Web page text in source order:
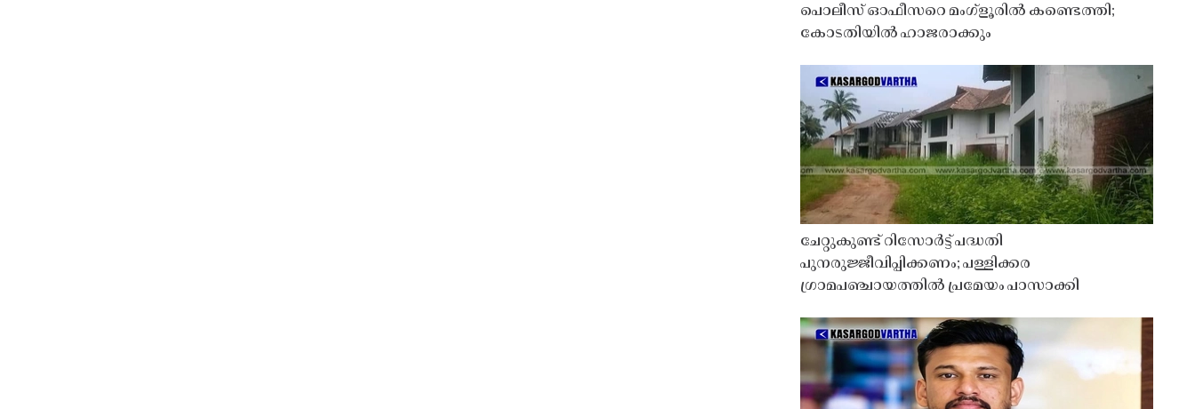
പൊലീസ് ഓഫീസറെ മംഗ്ളൂരിൽ കണ്ടെത്തി;
കോടതിയിൽ ഹാജരാക്കും
ചേറ്റുകുണ്ട് റിസോർട്ട് പദ്ധതി
പുനരുജ്ജീവിപ്പിക്കണം; പള്ളിക്കര
ഗ്രാമപഞ്ചായത്തിൽ പ്രമേയം പാസാക്കി